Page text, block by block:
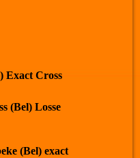
Exact Cross
(Bel) Losse
(Bel) exact